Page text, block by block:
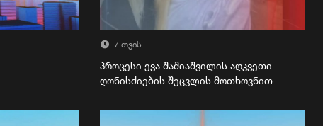
7 თვის
პროცესი ევა შაშიაშვილის აღკვეთი
ღონისძიების შეცვლის მოთხოვნით